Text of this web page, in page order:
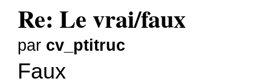
Re: Le vrai/faux
par cv_ptitruc
Faux